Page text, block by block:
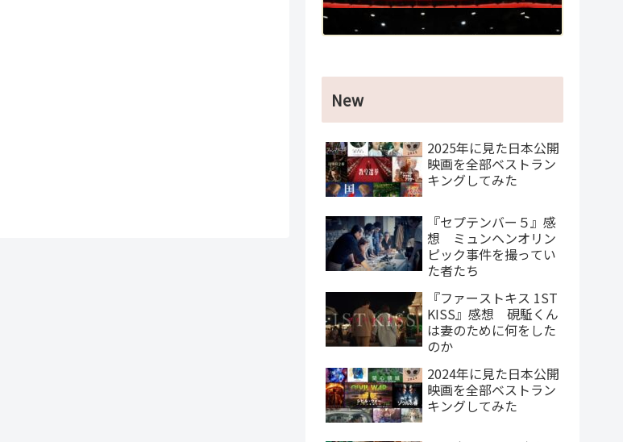
New
2025年に見た日本公開
映画を全部ベストラン
キングしてみた
『セプテンバー５』感
想 ミュンヘンオリン
ピック事件を撮ってい
た者たち
『ファーストキス 1ST
KISS』感想 硯駈くん
は妻のために何をした
のか
2024年に見た日本公開
映画を全部ベストラン
キングしてみた